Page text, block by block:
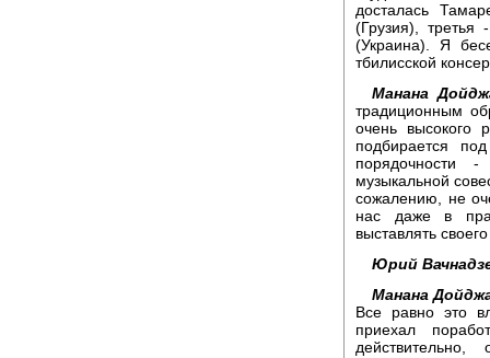
досталась
(Грузия),
(Украина). Я
тбилисской
Манана
традиционным
очень высокого
подбирается
порядочности
музыкальной
сожалению, не
нас даже в
выставлять
Юрий
Манана
Все равно это
приехал